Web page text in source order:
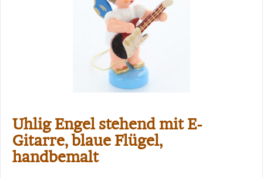
Uhlig Engel stehend mit E-
Gitarre, blaue Flügel,
handbemalt